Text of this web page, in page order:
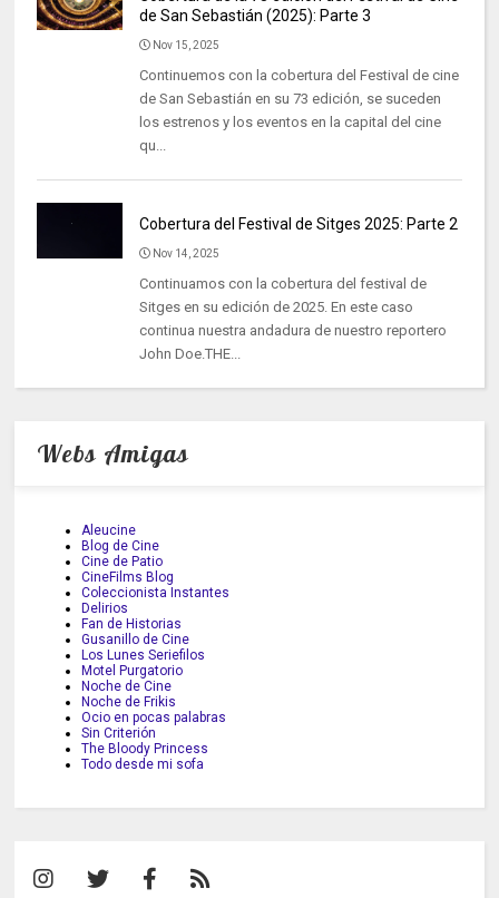
de San Sebastián (2025): Parte 3
Nov 15, 2025
Continuemos con la cobertura del Festival de cine
de San Sebastián en su 73 edición, se suceden
los estrenos y los eventos en la capital del cine
qu...
Cobertura del Festival de Sitges 2025: Parte 2
Nov 14, 2025
Continuamos con la cobertura del festival de
Sitges en su edición de 2025. En este caso
continua nuestra andadura de nuestro reportero
John Doe.THE...
Webs Amigas
Aleucine
Blog de Cine
Cine de Patio
CineFilms Blog
Coleccionista Instantes
Delirios
Fan de Historias
Gusanillo de Cine
Los Lunes Seriefilos
Motel Purgatorio
Noche de Cine
Noche de Frikis
Ocio en pocas palabras
Sin Criterión
The Bloody Princess
Todo desde mi sofa